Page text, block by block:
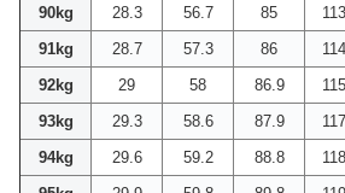
90kg
28.3 56.7 85
91kg
28.7 57.3 86
92kg
29 58 86.9
93kg
29.3 58.6 87.9
94kg
29.6 59.2 88.8